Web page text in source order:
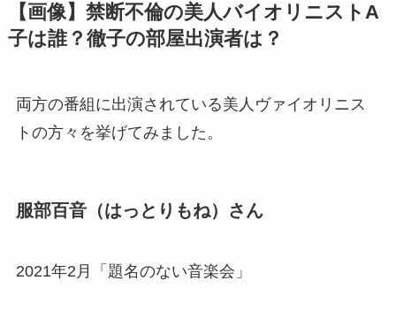
【画像】禁断不倫の美人バイオリニストA
子は誰？徹子の部屋出演者は？
両方の番組に出演されている美人ヴァイオリニス
トの方々を挙げてみました。
服部百音（はっとりもね）さん
2021年2月「題名のない音楽会」